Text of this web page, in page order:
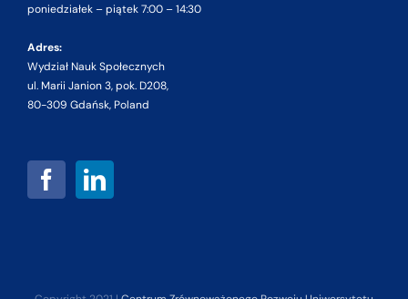
poniedziałek – piątek 7:00 – 14:30
Adres:
Wydział Nauk Społecznych
ul. Marii Janion 3, pok. D208,
80-309 Gdańsk, Poland